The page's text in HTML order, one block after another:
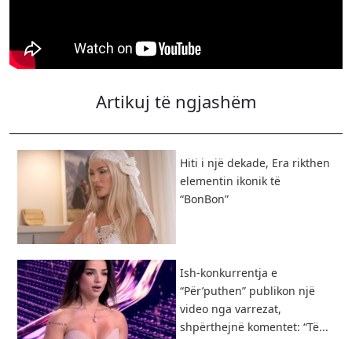
Artikuj të ngjashëm
Hiti i një dekade, Era rikthen
elementin ikonik të
“BonBon”
Ish-konkurrentja e
“Për’puthen” publikon një
video nga varrezat,
shpërthejnë komentet: “Të...